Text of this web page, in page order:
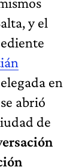
y el
en
abrió
de